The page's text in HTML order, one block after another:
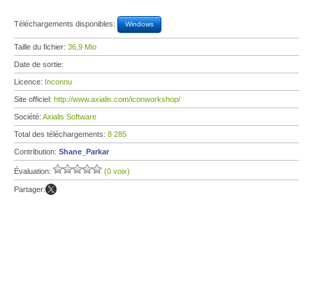
Téléchargements disponibles: Windows
Taille du fichier: 36,9 Mio
Date de sortie:
Licence: Inconnu
Site officiel: http://www.axialis.com/iconworkshop/
Société: Axialis Software
Total des téléchargements: 8 285
Contribution: Shane_Parkar
Évaluation: (0 voix)
Partager: